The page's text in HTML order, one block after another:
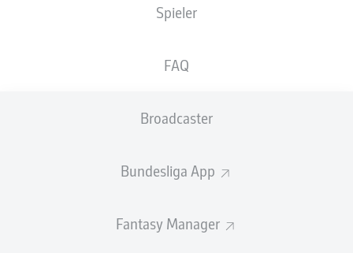
Spieler
FAQ
Broadcaster
Bundesliga App
Fantasy Manager
So lief das letzte Duell
und einem Eigentor von Stephan Salger damals mit 3:1
Hier gibt es bald alle Infos zum Duell DSC Arminia